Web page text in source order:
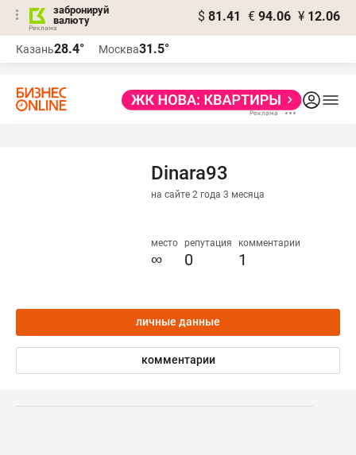
забронируй
валюту
$ 81.41 € 94.06 ¥ 12.06
Казань28.4° Москва31.5°
Dinara93
на сайте 2 года 3 месяца
место
∞
репутация
0
комментарии
1
личные данные
комментарии